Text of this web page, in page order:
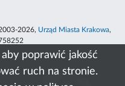
poprawić jakość
ruch na stronie.
2026, Urząd Miasta Krakowa,